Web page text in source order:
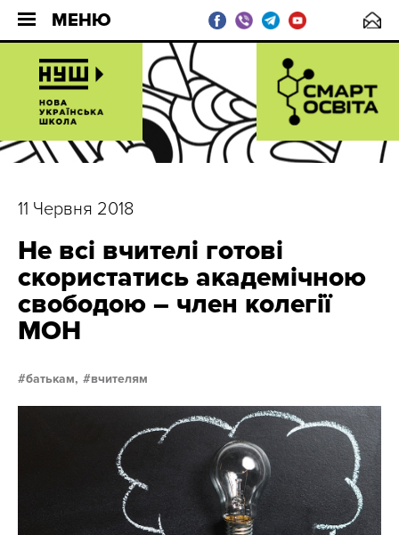
МЕНЮ
11 Червня 2018
Не всі вчителі готові
скористатись академічною
свободою – член колегії
МОН
батькам, вчителям